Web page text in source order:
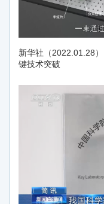
新华社（2022.01.28
键技术突破